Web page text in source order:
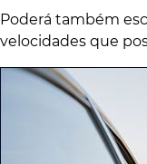
Poderá também
velocidades que